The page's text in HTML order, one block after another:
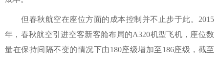
但春秋航空在座位方面的成本控制并不止步于此。2015
年，春秋航空引进空客新客舱布局的A320机型飞机，座位数
量在保持间隔不变的情况下由180座级增加至186座级，截至